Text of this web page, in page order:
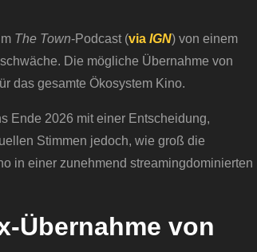
The Town-Podcast (via IGN) von einem
Die mögliche Übernahme von
das gesamte Ökosystem Kino.
Ende 2026 mit einer Entscheidung,
Stimmen jedoch, wie groß die
in einer zunehmend streamingdominierten
Übernahme von